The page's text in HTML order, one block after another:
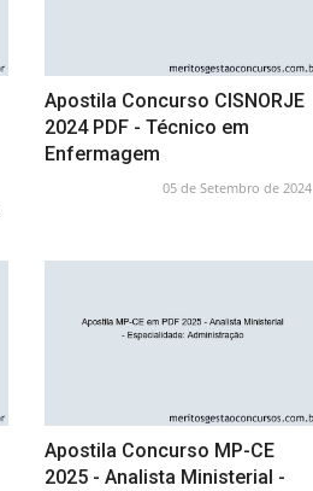
Apostila Concurso CISNORJE
2024 PDF - Técnico em
Enfermagem
05 de Setembro de 2024
Apostila Concurso MP-CE
2025 - Analista Ministerial -